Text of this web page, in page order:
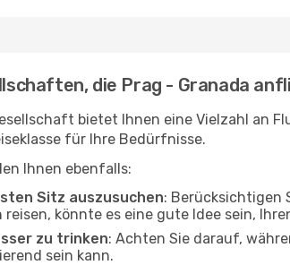
die Prag - Granada
bietet Ihnen eine Vielzahl an
für Ihre Bedürfnisse.
Ihnen ebenfalls:
Sitz auszusuchen: Berücksichtigen
reisen, könnte es eine gute Idee sein,
zu trinken: Achten Sie darauf,
sein kann.